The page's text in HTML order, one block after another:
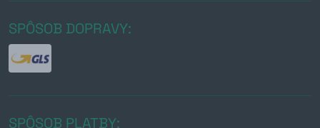
SPÔSOB DOPRAVY:
SPÔSOB PLATBY: